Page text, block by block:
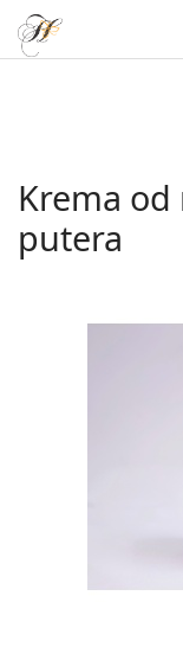
Krema od
putera